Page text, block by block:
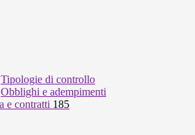
Tipologie di controllo
Obblighi e adempimenti
e contratti 185